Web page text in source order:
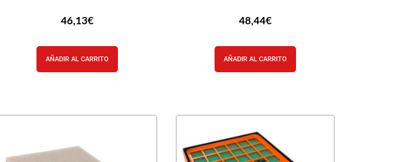
46,13€
AÑADIR AL CARRITO
48,44€
AÑADIR AL CARRITO